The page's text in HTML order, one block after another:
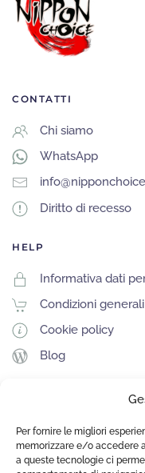
Per fornire le migliori
memorizzare e/o accedere
a queste tecnologie ci
CONTATTI
Chi siamo
WhatsApp
Diritto di recesso
HELP
Informativa dati
Condizioni
Cookie policy
Blog